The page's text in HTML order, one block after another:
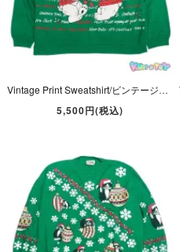
Vintage Print Sweatshirt/ビンテージプリントスウェット/トレーナー・古着・グリーン・Cristmas/クリスマス・Bear/ベア
5,500円(税込)